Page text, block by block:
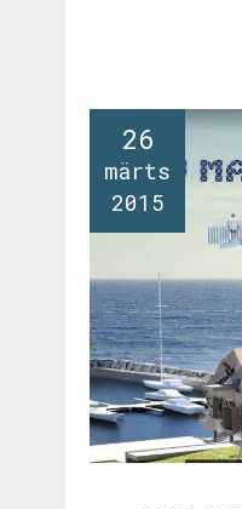
26
märts
2015